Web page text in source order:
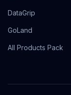
DataGrip
GoLand
All Products Pack